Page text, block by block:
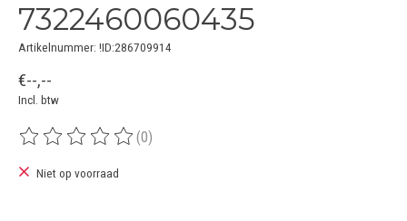
7322460060435
Artikelnummer: !ID:286709914
€--,--
Incl. btw
De beoordeling van dit product is
(0)
Niet op voorraad